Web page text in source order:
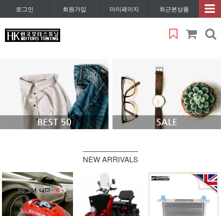
로그인 회원가입 마이페이지 최근본상품
NEW ARRIVALS